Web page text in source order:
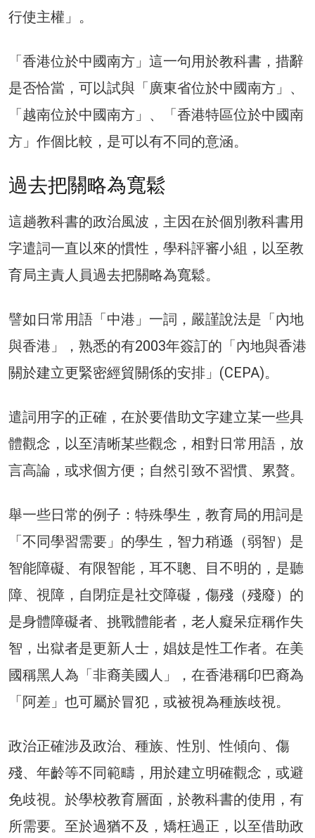
行使主權」。
「香港位於中國南方」這一句用於教科書，措辭
是否恰當，可以試與「廣東省位於中國南方」、
「越南位於中國南方」、「香港特區位於中國南
方」作個比較，是可以有不同的意涵。
過去把關略為寬鬆
這趟教科書的政治風波，主因在於個別教科書用
字遣詞一直以來的慣性，學科評審小組，以至教
育局主責人員過去把關略為寬鬆。
譬如日常用語「中港」一詞，嚴謹說法是「內地
與香港」，熟悉的有2003年簽訂的「內地與香港
關於建立更緊密經貿關係的安排」(CEPA)。
遣詞用字的正確，在於要借助文字建立某一些具
體觀念，以至清晰某些觀念，相對日常用語，放
言高論，或求個方便；自然引致不習慣、累贅。
舉一些日常的例子：特殊學生，教育局的用詞是
「不同學習需要」的學生，智力稍遜（弱智）是
智能障礙、有限智能，耳不聰、目不明的，是聽
障、視障，自閉症是社交障礙，傷殘（殘廢）的
是身體障礙者、挑戰體能者，老人癡呆症稱作失
智，出獄者是更新人士，娼妓是性工作者。在美
國稱黑人為「非裔美國人」，在香港稱印巴裔為
「阿差」也可屬於冒犯，或被視為種族歧視。
政治正確涉及政治、種族、性別、性傾向、傷
殘、年齡等不同範疇，用於建立明確觀念，或避
免歧視。於學校教育層面，於教科書的使用，有
所需要。至於過猶不及，矯枉過正，以至借助政